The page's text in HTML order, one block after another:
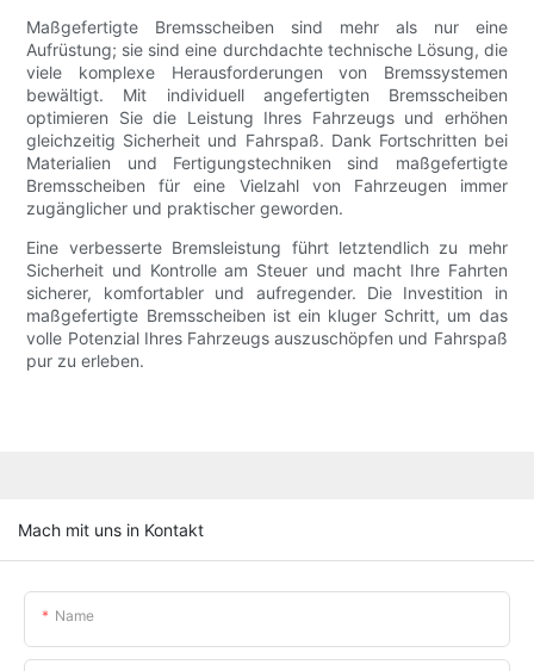
Maßgefertigte Bremsscheiben sind mehr als nur eine
Aufrüstung; sie sind eine durchdachte technische Lösung, die
viele komplexe Herausforderungen von Bremssystemen
bewältigt. Mit individuell angefertigten Bremsscheiben
optimieren Sie die Leistung Ihres Fahrzeugs und erhöhen
gleichzeitig Sicherheit und Fahrspaß. Dank Fortschritten bei
Materialien und Fertigungstechniken sind maßgefertigte
Bremsscheiben für eine Vielzahl von Fahrzeugen immer
zugänglicher und praktischer geworden.
Eine verbesserte Bremsleistung führt letztendlich zu mehr
Sicherheit und Kontrolle am Steuer und macht Ihre Fahrten
sicherer, komfortabler und aufregender. Die Investition in
maßgefertigte Bremsscheiben ist ein kluger Schritt, um das
volle Potenzial Ihres Fahrzeugs auszuschöpfen und Fahrspaß
pur zu erleben.
Mach mit uns in Kontakt
Name